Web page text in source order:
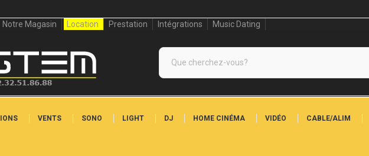
Notre Magasin
Location Prestation Intégrations Music Dating
VENTS SONO LIGHT DJ HOME CINÉMA VIDÉO
CABLE/ALIM